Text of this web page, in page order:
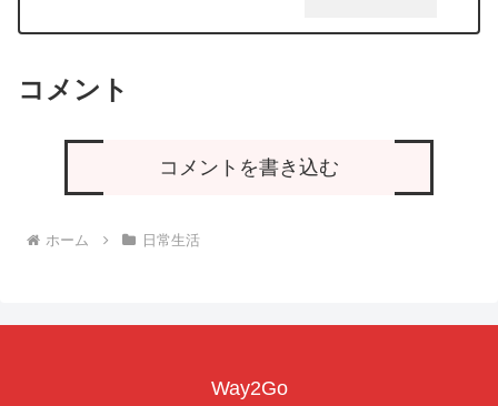
コメント
コメントを書き込む
ホーム 日常生活
Way2Go